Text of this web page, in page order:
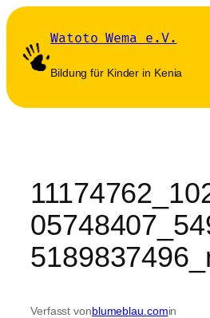
Zum
springen
Watoto Wema e.V.
Bildung für Kinder in Kenia
Verfasst vonblumeblau.comin